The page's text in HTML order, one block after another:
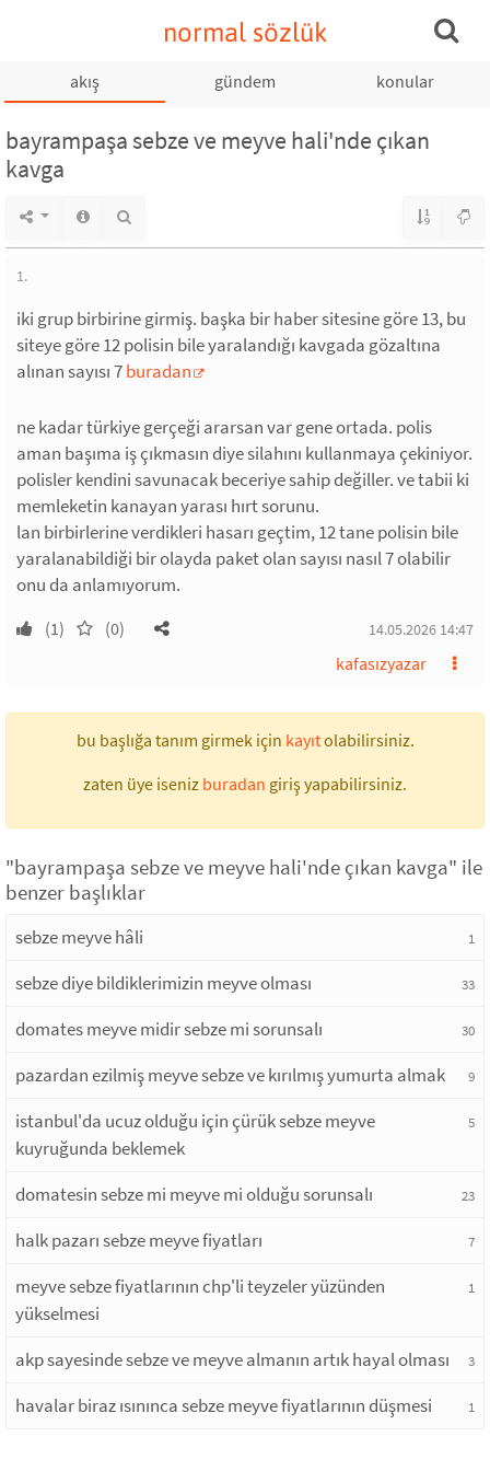
normal sözlük
akış gündem konular
bayrampaşa sebze ve meyve hali'nde çıkan
kavga
1.
iki grup birbirine girmiş. başka bir haber sitesine göre 13, bu
siteye göre 12 polisin bile yaralandığı kavgada gözaltına
alınan sayısı 7buradan
ne kadar türkiye gerçeği ararsan var gene ortada. polis
aman başıma iş çıkmasın diye silahını kullanmaya çekiniyor.
polisler kendini savunacak beceriye sahip değiller. ve tabii ki
memleketin kanayan yarası hırt sorunu.
lan birbirlerine verdikleri hasarı geçtim, 12 tane polisin bile
yaralanabildiği bir olayda paket olan sayısı nasıl 7 olabilir
onu da anlamıyorum.
(1) (0) 14.05.2026 14:47
kafasızyazar
bu başlığa tanım girmek için kayıtolabilirsiniz.
zaten üye iseniz buradan giriş yapabilirsiniz.
"bayrampaşa sebze ve meyve hali'nde çıkan kavga" ile
benzer başlıklar
sebze meyve hâli 1
sebze diye bildiklerimizin meyve olması 33
domates meyve midir sebze mi sorunsalı 30
pazardan ezilmiş meyve sebze ve kırılmış yumurta almak 9
istanbul'da ucuz olduğu için çürük sebze meyve
kuyruğunda beklemek
5
domatesin sebze mi meyve mi olduğu sorunsalı 23
halk pazarı sebze meyve fiyatları 7
meyve sebze fiyatlarının chp'li teyzeler yüzünden
yükselmesi
1
akp sayesinde sebze ve meyve almanın artık hayal olması 3
havalar biraz ısınınca sebze meyve fiyatlarının düşmesi 1